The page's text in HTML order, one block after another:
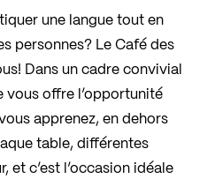
une langue tout en
personnes? Le Café des
Dans un cadre convivial
vous offre l’opportunité
apprenez, en dehors
table, différentes
et c’est l’occasion idéale